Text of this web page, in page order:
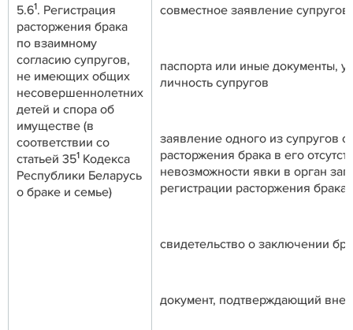
5.61. Регистрация
расторжения брака
по взаимному
согласию супругов,
не имеющих общих
несовершеннолетних
детей и спора об
имуществе (в
соответствии со
статьей 351 Кодекса
Республики Беларусь
о браке и семье)
совместное заявление супругов
паспорта или иные документы,
личность супругов
заявление одного из супругов о
расторжения брака в его
невозможности явки в орган
регистрации расторжения брака
свидетельство о заключении
документ, подтверждающий